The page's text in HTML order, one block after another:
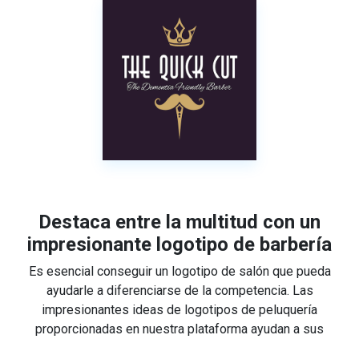
Destaca entre la multitud con un
impresionante logotipo de barbería
Es esencial conseguir un logotipo de salón que pueda
ayudarle a diferenciarse de la competencia. Las
impresionantes ideas de logotipos de peluquería
proporcionadas en nuestra plataforma ayudan a sus